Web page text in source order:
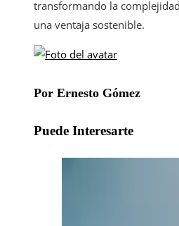
transformando la
una ventaja sostenible.
Por Ernesto Gómez
Puede Interesarte